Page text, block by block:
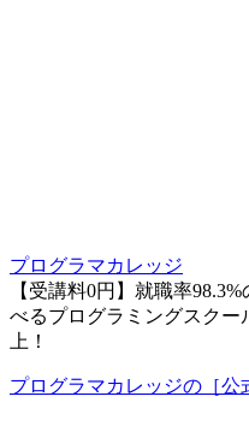
プログラマカレッジ
【受講料0円】就職率
べるプログラミングスクー
上！
プログラマカレッジの［公